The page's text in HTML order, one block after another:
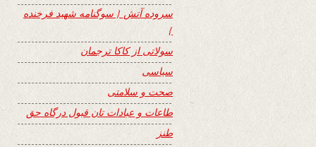
سروده آتش { سوگنامه شهید فرخنده
}
سولاتی از کاکا ترجمان
سیاسی
صحت و سلامتی
طاعات و عبادات تان قبول درگاه حق
طنز